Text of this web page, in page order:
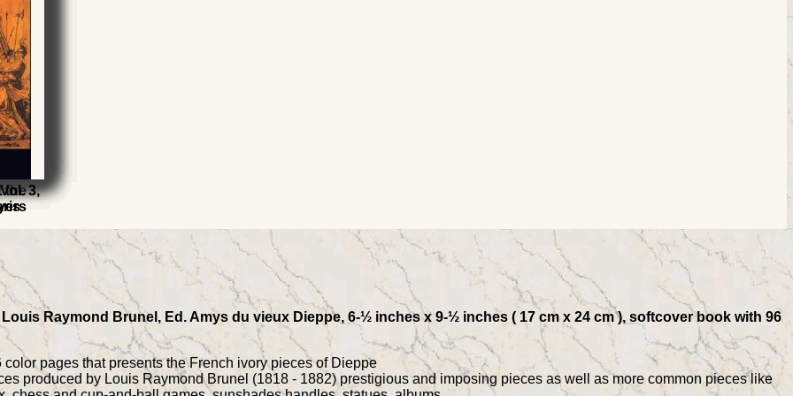
Raymond Brunel, Ed. Amys du vieux Dieppe, 6-½ inches x 9-½ inches ( 17 cm x 24 cm ), softcover book with 96
pages that presents the French ivory pieces of Dieppe
produced by Louis Raymond Brunel (1818 - 1882) prestigious and imposing pieces as well as more common pieces like
:
the3,